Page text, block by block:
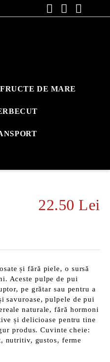
DE MARE
22.50 Lei
și fără piele, o sursă
Aceste pulpe de pui
pe grătar sau pentru a
savuroase, pulpele de pui
naturale, fără hormoni
și delicioase pentru tine
produs. Cuvinte cheie:
nutritiv, gustos, ferme